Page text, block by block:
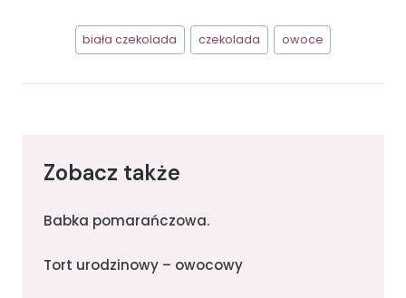
Tagi
wpisu:
biała czekolada czekolada owoce
Zobacz także
Babka pomarańczowa.
Tort urodzinowy – owocowy